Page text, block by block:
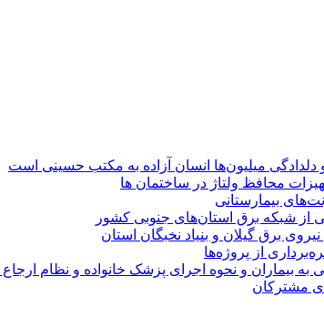
دلدادگی میلیون‌ها انسان آزاده به مکتب حسینی است
محافظ ولتاژ در ساختمان ها
بیمارستانی
از شبكه برق استان‌های جنوبی كشور
برق گیلان و بنیاد نخبگان استان
از پروژه‌ها
به بیماران و نحوه اجرای پزشک خانواده و نظام